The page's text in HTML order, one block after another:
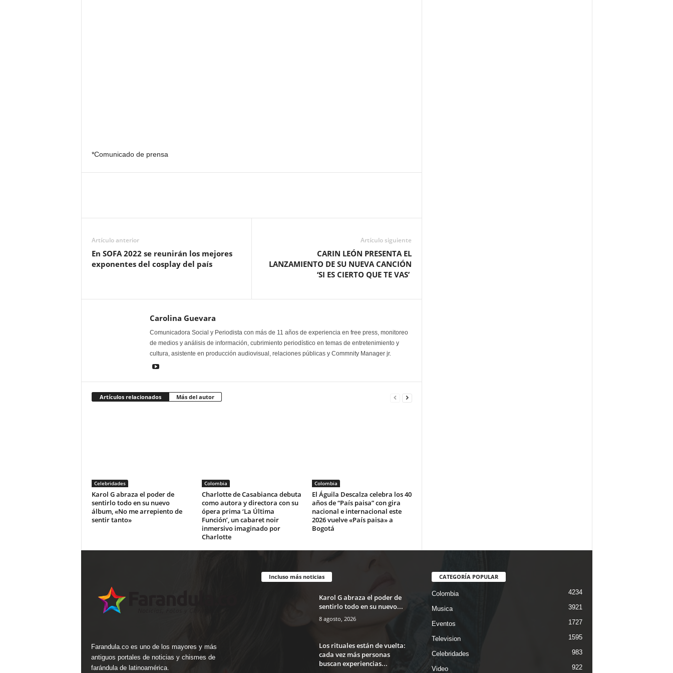
*Comunicado de prensa
Artículo anterior
En SOFA 2022 se reunirán los mejores
exponentes del cosplay del país
Artículo siguiente
CARIN LEÓN PRESENTA EL
LANZAMIENTO DE SU NUEVA CANCIÓN
‘SI ES CIERTO QUE TE VAS’
Carolina Guevara
Comunicadora Social y Periodista con más de 11 años de experiencia en free press, monitoreo
de medios y análisis de información, cubrimiento periodístico en temas de entretenimiento y
cultura, asistente en producción audiovisual, relaciones públicas y Commnity Manager jr.
Artículos relacionados Más del autor
Celebridades
Karol G abraza el poder de
sentirlo todo en su nuevo
álbum, «No me arrepiento de
sentir tanto»
Colombia
Charlotte de Casabianca debuta
como autora y directora con su
ópera prima ‘La Última
Función’, un cabaret noir
inmersivo imaginado por
Charlotte
Colombia
El Águila Descalza celebra los 40
años de “País paisa” con gira
nacional e internacional este
2026 vuelve «País paisa» a
Bogotá
Farandula.co es uno de los mayores y más
antiguos portales de noticias y chismes de
farándula de latinoamérica.
Incluso más noticias
Karol G abraza el poder de
sentirlo todo en su nuevo...
8 agosto, 2026
Los rituales están de vuelta:
cada vez más personas
buscan experiencias...
CATEGORÍA POPULAR
Colombia 4234
Musica 3921
Eventos 1727
Television 1595
Celebridades 983
Video 922